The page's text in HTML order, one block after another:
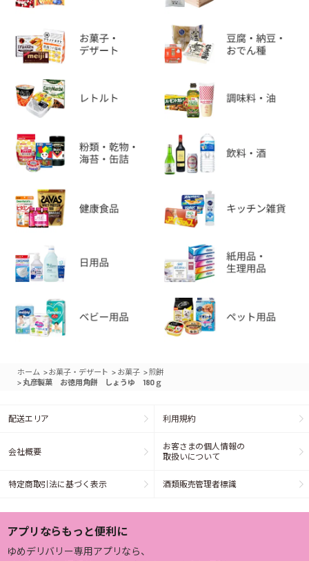
ホーム >お菓子・デザート > お菓子 >煎餅
> 丸彦製菓 お徳用角餅 しょうゆ 180ｇ
配送エリア 利用規約
会社概要
お客さまの個人情報の
取扱いについて
特定商取引法に基づく表示 酒類販売管理者標識
アプリならもっと便利に
ゆめデリバリー専用アプリなら、